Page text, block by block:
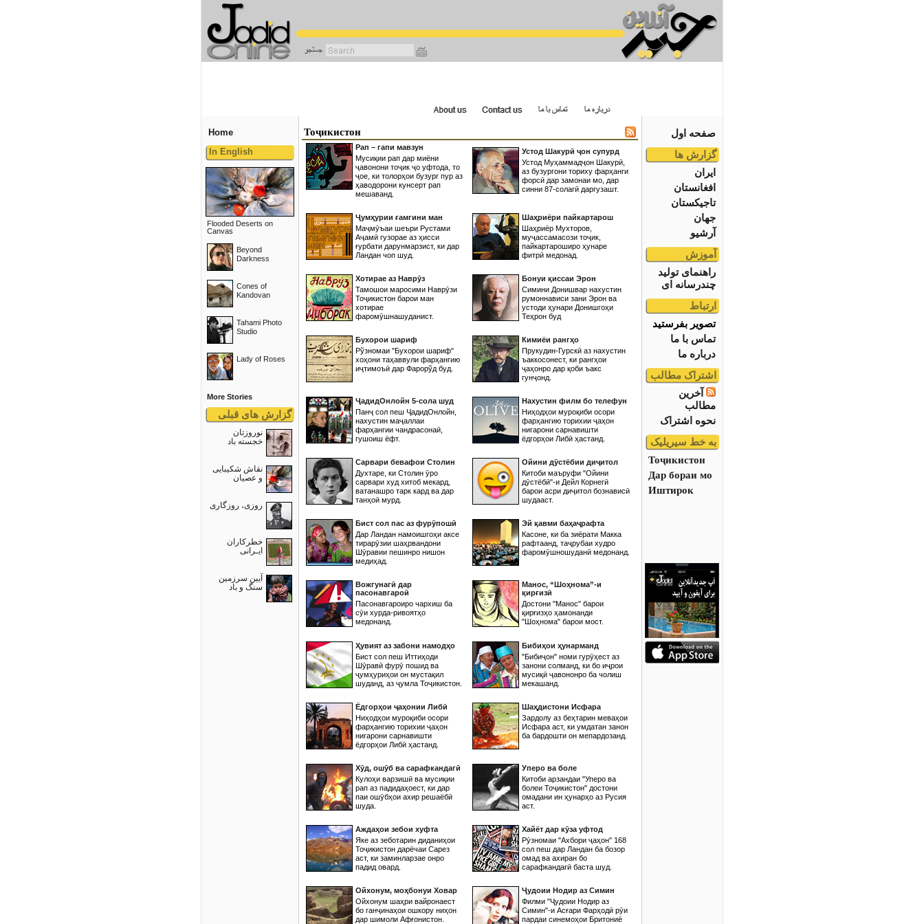
صفحه اول
گزارش ها
ایران
افغانستان
تاجیکستان
جهان
آرشیو
آموزش
راهنمای تولید
چندرسانه ای
ارتباط
تصویر بفرستید
تماس با ما
درباره ما
اشتراک مطالب
آخرین
مطالب
نحوه اشتراک
به خط سیریلیک
Тоҷикистон
Дар бораи мо
Иштирок
Home
In English
Flooded Deserts on
Canvas
Beyond
Darkness
Cones of
Kandovan
Tahami Photo
Studio
Lady of Roses
More Stories
گزارش های قبلی
نوروزتان
خجسته باد
نقاش شکیبایی
و عصيان
روزی، روزگاری
خطرکاران
ایـرانی
آیین سرزمین
سنگ و باد
Тоҷикистон
Рап – гапи мавзун
Мусиқии рап дар миёни
ҷавонони тоҷик ҷо уфтода, то
ҷое, ки толорҳои бузург пур аз
ҳаводорони кунсерт рап
мешаванд.
Устод Шакурӣ ҷон супурд
Устод Муҳаммадҷон Шакурӣ,
аз бузургони ториху фарҳанги
форсӣ дар замонаи мо, дар
синни 87-солагӣ даргузашт.
Ҷумҳурии ғамгини ман
Маҷмӯъаи шеъри Рустами
Аҷамӣ гузорае аз ҳисси
ғурбати дарунмарзист, ки дар
Ландан чоп шуд.
Шаҳриёри пайкартарош
Шаҳриёр Мухторов,
муҷассамасози тоҷик,
пайкартароширо ҳунаре
фитрӣ медонад.
Хотирае аз Наврӯз
Тамошои маросими Наврӯзи
Тоҷикистон барои ман
хотирае
фаромӯшнашуданист.
Бонуи қиссаи Эрон
Симини Донишвар нахустин
румоннависи зани Эрон ва
устоди ҳунари Донишгоҳи
Теҳрон буд
Бухорои шариф
Рўзномаи "Бухорои шариф"
хоҳони таҳаввули фарҳангию
иҷтимоъӣ дар Фарорўд буд.
Кимиёи рангҳо
Прукудин-Гурскӣ аз нахустин
ъаккосонест, ки рангҳои
ҷаҳонро дар қоби ъакс
гунҷонд.
ҶадидОнлойн 5-сола шуд
Панҷ сол пеш ҶадидОнлойн,
нахустин маҷаллаи
фарҳангии чандрасонаӣ,
гушоиш ёфт.
Нахустин филм бо телефун
Ниҳодҳои муроқиби осори
фарҳангию торихии ҷаҳон
нигарони сарнавишти
ёдгорҳои Либӣ ҳастанд.
Сарвари бевафои Столин
Духтаре, ки Столин ӯро
сарвари худ хитоб мекард,
ватанашро тарк кард ва дар
танҳоӣ мурд.
Ойини дӯстёбии диҷитол
Китоби маъруфи "Ойини
дӯстёбӣ"-и Дейл Корнегӣ
барои асри диҷитол бознависӣ
шудааст.
Бист сол пас аз фурӯпошӣ
Дар Ландан намоишгоҳи аксе
тирарӯзии шаҳрвандони
Шӯравии пешинро нишон
медиҳад.
Эй қавми баҳаҷрафта
Касоне, ки ба зиёрати Макка
рафтаанд, таҷрубаи худро
фаромӯшношуданӣ медонанд.
Вожгунагӣ дар
пасонавгароӣ
Пасонавгароиро чархиш ба
сӯи хурда-ривоятҳо
медонанд.
Манос, “Шоҳнома”-и
қирғизӣ
Достони "Манос" барои
қирғизҳо ҳамонанди
"Шоҳнома" барои мост.
Ҳувият аз забони намодҳо
Бист сол пеш Иттиҳоди
Шӯравӣ фурӯ пошид ва
ҷумҳуриҳои он мустақил
шуданд, аз ҷумла Тоҷикистон.
Бибиҳои ҳунарманд
"Бибиҷон" номи гурӯҳест аз
занони солманд, ки бо иҷрои
мусиқӣ ҷавононро ба чолиш
мекашанд.
Ёдгорҳои ҷаҳонии Либӣ
Ниҳодҳои муроқиби осори
фарҳангию торихии ҷаҳон
нигарони сарнавишти
ёдгорҳои Либӣ ҳастанд.
Шаҳдистони Исфара
Зардолу аз беҳтарин меваҳои
Исфара аст, ки умдатан занон
ба бардошти он мепардозанд.
Хӯд, ошӯб ва сарафкандагӣ
Кулоҳи варзишӣ ва мусиқии
рап аз падидаҳоест, ки дар
паи ошӯбҳои ахир решаёбӣ
шуда.
Уперо ва боле
Китоби арзандаи "Уперо ва
болеи Тоҷикистон" достони
омадани ин ҳунарҳо аз Русия
аст.
Аждаҳои зебои хуфта
Яке аз зеботарин диданиҳои
Тоҷикистон дарёчаи Сарез
аст, ки заминларзае онро
падид овард.
Хайёт дар кӯза уфтод
Рӯзномаи "Ахбори ҷаҳон" 168
сол пеш дар Ландан ба бозор
омад ва ахиран бо
сарафкандагӣ баста шуд.
Ойхонум, моҳбонуи Ховар
Ойхонум шаҳри вайронаест
бо ганҷинаҳои ошкору ниҳон
дар шимоли Афғонистон.
Ҷудоии Нодир аз Симин
Филми "Ҷудоии Нодир аз
Симин"-и Асғари Фарҳодӣ рӯи
пардаи синемоҳои Бритониё